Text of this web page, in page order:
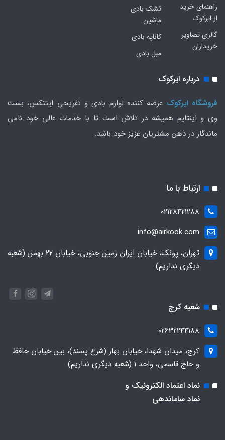
راهنمای خرید
از ایرکوک
گالری تصاویر
خریداران
تشک بادی
ماشین
کاناپه بادی
مبل بادی
درباره ایرکوک
فروشگاه ایرکوک عرضه کننده لوازم بادی و تفریحی اینتکس، بست
وی و اینتایم همیشه در تلاش است تا با خدمات عالی خود نامی
ماندگار در ذهن مشتریان عزیز خود باشد.
ارتباط با ما
02128421288
info@airkook.com
تهران، پونک، خیابان ایران زمین جنوبی، خیابان 22 بهمن (شعبه
دیگری نداریم)
شعبه کرج
02632244188
کرج، میدان شهدا، خیابان بهار (شرع پسند)، بین خیابان حافظ
و حاج قاسمی، واحد ۱ (شعبه دیگری نداریم)
نماد اعتماد الکترونیک و
نماد ساماندهی